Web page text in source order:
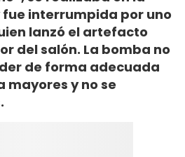
fue interrumpida por uno
lanzó el artefacto
del salón. La bomba no
de forma adecuada
mayores y no se